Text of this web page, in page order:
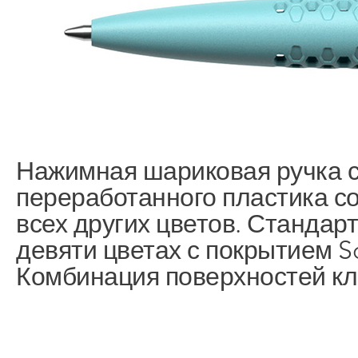
Нажимная шариковая ручка
переработанного пластика
всех других цветов.
девяти цветах с покрытием
Комбинация поверхностей